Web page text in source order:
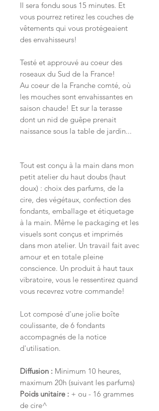
Il sera fondu sous 15 minutes. Et
vous pourrez retirez les couches de
vêtements qui vous protégeaient
des envahisseurs!
Testé et approuvé au coeur des
roseaux du Sud de la France!
Au coeur de la Franche comté, où
les mouches sont envahissantes en
saison chaude! Et sur la terasse
dont un nid de guêpe prenait
naissance sous la table de jardin...
Tout est conçu à la main dans mon
petit atelier du haut doubs (haut
doux) : choix des parfums, de la
cire, des végétaux, confection des
fondants, emballage et étiquetage
à la main. Même le packaging et les
visuels sont conçus et imprimés
dans mon atelier. Un travail fait avec
amour et en totale pleine
conscience. Un produit à haut taux
vibratoire, vous le ressentirez quand
vous recevrez votre commande!
Lot composé d'une jolie boîte
coulissante, de 6 fondants
accompagnés de la notice
d'utilisation.
Diffusion : Minimum 10 heures,
maximum 20h (suivant les parfums)
Poids unitaire : + ou - 16 grammes
de cire^